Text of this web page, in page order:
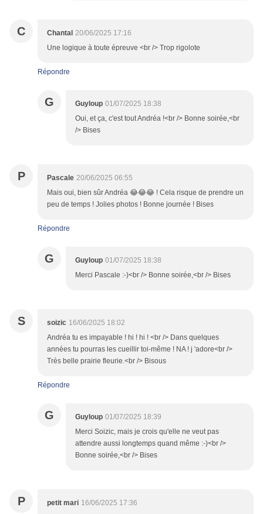
C Chantal 20/06/2025 17:16
Une logique à toute épreuve <br /> Trop rigolote
Répondre
G Guyloup 01/07/2025 18:38
Oui, et ça, c'est tout Andréa !<br /> Bonne soirée,<br
/> Bises
P Pascale 20/06/2025 06:55
Mais oui, bien sûr Andréa 😂😂😂 ! Cela risque de prendre un
peu de temps ! Jolies photos ! Bonne journée ! Bises
Répondre
G Guyloup 01/07/2025 18:38
Merci Pascale :-)<br /> Bonne soirée,<br /> Bises
S soizic 16/06/2025 18:02
Andréa tu es impayable ! hi ! hi ! <br /> Dans quelques
années tu pourras les cueillir toi-même ! NA ! j 'adore<br />
Très belle prairie fleurie.<br /> Bisous
Répondre
G Guyloup 01/07/2025 18:39
Merci Soizic, mais je crois qu'elle ne veut pas
attendre aussi longtemps quand même :-)<br />
Bonne soirée,<br /> Bises
P petit mari 16/06/2025 17:36